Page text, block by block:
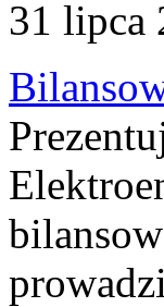
31 lipca